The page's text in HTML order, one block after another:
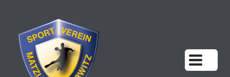
springen